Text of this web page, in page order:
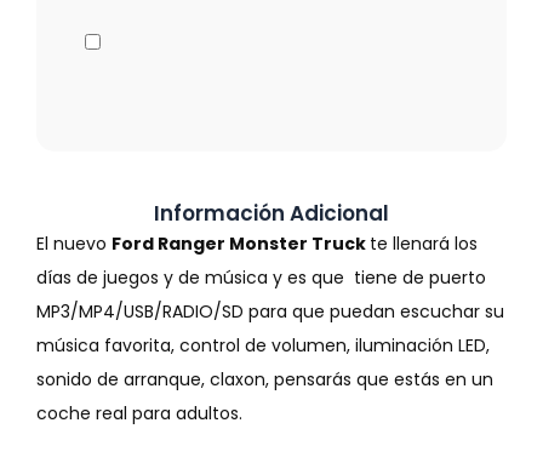
Información Adicional
El nuevo Ford Ranger Monster Truck te llenará los
días de juegos y de música y es que tiene de puerto
MP3/MP4/USB/RADIO/SD para que puedan escuchar su
música favorita, control de volumen, iluminación LED,
sonido de arranque, claxon, pensarás que estás en un
coche real para adultos.